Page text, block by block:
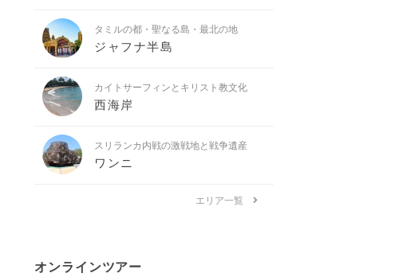
タミルの都・聖なる島・最北の地
ジャフナ半島
カイトサーフィンとキリスト教文化
西海岸
スリランカ内戦の激戦地と戦争遺産
ワンニ
エリア一覧
オンラインツアー